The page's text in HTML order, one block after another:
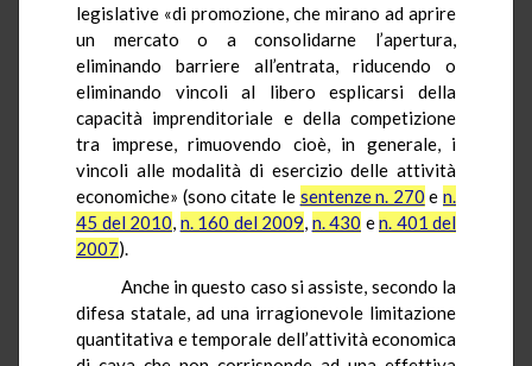
legislative «di promozione, che mirano ad aprire
un mercato o a consolidarne l’apertura,
eliminando barriere all’entrata, riducendo o
eliminando vincoli al libero esplicarsi della
capacità imprenditoriale e della competizione
tra imprese, rimuovendo cioè, in generale, i
vincoli alle modalità di esercizio delle attività
economiche» (sono citate le sentenze n. 270 e n.
45 del 2010, n. 160 del 2009, n. 430 en. 401 del
2007).
Anche in questo caso si assiste, secondo la
difesa statale, ad una irragionevole limitazione
quantitativa e temporale dell’attività economica